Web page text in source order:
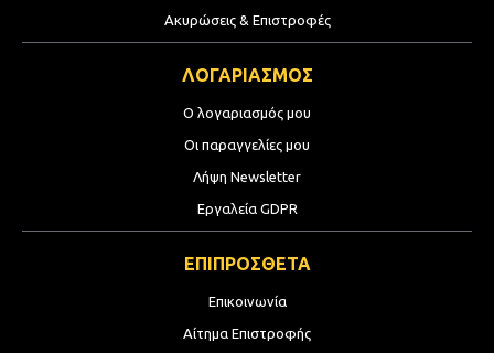
Ακυρώσεις & Επιστροφές
ΛΟΓΑΡΙΑΣΜΟΣ
Ο λογαριασμός μου
Οι παραγγελίες μου
Λήψη Newsletter
Εργαλεία GDPR
ΕΠΙΠΡΟΣΘΕΤΑ
Επικοινωνία
Αίτημα Επιστροφής